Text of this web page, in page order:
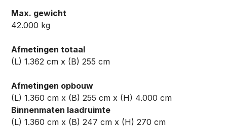
Max. gewicht
42.000 kg
Afmetingen totaal
(L) 1.362 cm x (B) 255 cm
Afmetingen opbouw
(L) 1.360 cm x (B) 255 cm x (H) 4.000 cm
Binnenmaten laadruimte
(L) 1.360 cm x (B) 247 cm x (H) 270 cm